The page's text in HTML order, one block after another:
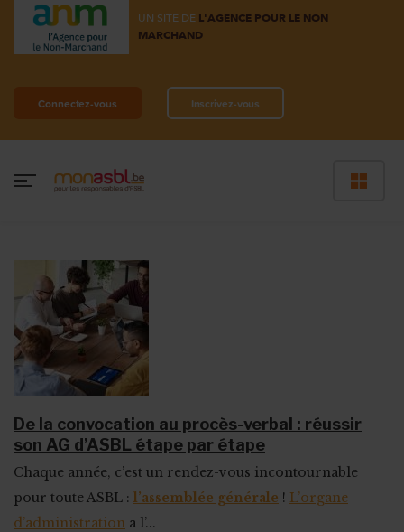
UN SITE DE L'AGENCE POUR LE NON
MARCHAND
Connectez-vous Inscrivez-vous
De la convocation au procès-verbal : réussir
son AG d’ASBL étape par étape
Chaque année, c’est un rendez-vous incontournable
pour toute ASBL : l’assemblée générale ! L’organe
d’administration a l’...